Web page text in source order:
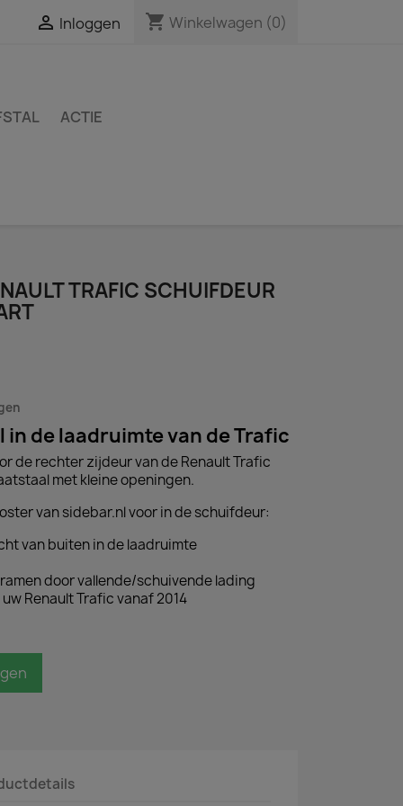
 Inloggen shopping_cart Winkelwagen (0)
ACTIE
TRAFIC SCHUIFDEUR
de laadruimte van de Trafic
de rechter zijdeur van de Renault Trafic
met kleine openingen.
van sidebar.nl voor in de schuifdeur:
van buiten in de laadruimte
door vallende/schuivende lading
Renault Trafic vanaf 2014